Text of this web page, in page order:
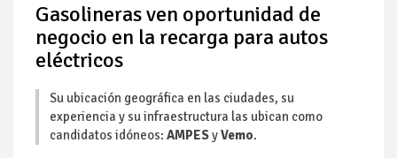
Así comienza un nuevo mes para los combustibles
Cautela en el mercado por conversaciones Irán-Omán
Gasolineras ven oportunidad de
negocio en la recarga para autos
eléctricos
Su ubicación geográfica en las ciudades, su
experiencia y su infraestructura las ubican como
candidatos idóneos: AMPESyVemo.